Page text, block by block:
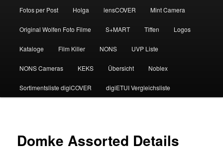
Fotos per Post Holga lensCOVER Mint Camera
Original Wolfen Foto Filme S+MART Tiffen Logos
Kataloge Film Killer NONS UVP Liste
NONS Cameras KEKS Übersicht Noblex
Sortimentsliste digiCOVER digiETUI Vergleichsliste
Domke Assorted Details